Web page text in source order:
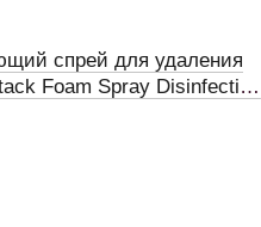
спрей для удаления
Foam Spray Disinfecting
Power Body 300 мл.